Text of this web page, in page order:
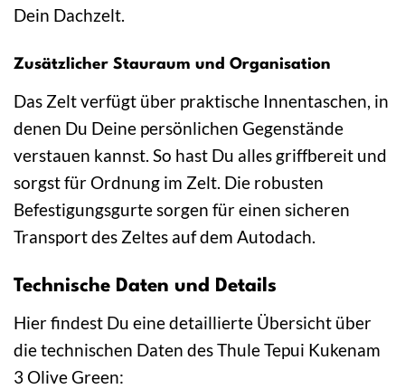
Dein Dachzelt.
Zusätzlicher Stauraum und Organisation
Das Zelt verfügt über praktische Innentaschen, in
denen Du Deine persönlichen Gegenstände
verstauen kannst. So hast Du alles griffbereit und
sorgst für Ordnung im Zelt. Die robusten
Befestigungsgurte sorgen für einen sicheren
Transport des Zeltes auf dem Autodach.
Technische Daten und Details
Hier findest Du eine detaillierte Übersicht über
die technischen Daten des Thule Tepui Kukenam
3 Olive Green: